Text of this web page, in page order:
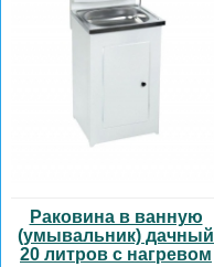
Раковина в ванную
(умывальник) дачный
20 литров с нагревом